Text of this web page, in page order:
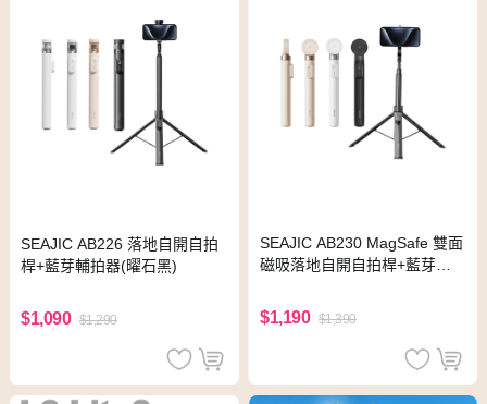
SEAJIC AB226 落地自開自拍
桿+藍芽輔拍器(曜石黑)
$1,090 $1,290
SEAJIC AB230 MagSafe 雙面
磁吸落地自開自拍桿+藍芽輔
$1,190 $1,390